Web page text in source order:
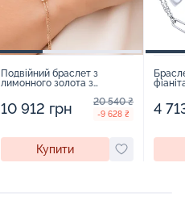
Подвійний браслет з
лимонного золота з
плетінні - 1611837
10 912 грн 20 540 ₴
-9 628 ₴
Купити
4